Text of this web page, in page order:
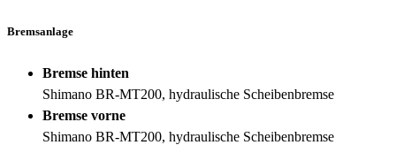
Bremsanlage
Bremse hinten
Shimano BR-MT200, hydraulische Scheibenbremse
Bremse vorne
Shimano BR-MT200, hydraulische Scheibenbremse